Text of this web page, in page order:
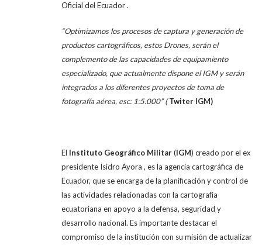
Oficial del Ecuador .
“Optimizamos los procesos de captura y generación de
productos cartográficos, estos Drones, serán el
complemento de las capacidades de equipamiento
especializado, que actualmente dispone el IGM y serán
integrados a los diferentes proyectos de toma de
fotografía aérea, esc: 1:5.000” (Twiter IGM)
El Instituto Geográfico Militar(IGM) creado por el ex
presidente Isidro Ayora , es la agencia cartográfica de
Ecuador, que se encarga de la planificación y control de
las actividades relacionadas con la cartografía
ecuatoriana en apoyo a la defensa, seguridad y
desarrollo nacional. Es importante destacar el
compromiso de la institución con su misión de actualizar